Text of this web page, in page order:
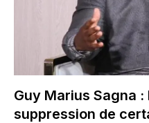
Guy Marius Sagna :
suppression de